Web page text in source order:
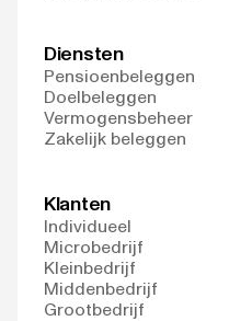
Diensten
Pensioenbeleggen
Doelbeleggen
Vermogensbeheer
Zakelijk beleggen
Klanten
Individueel
Microbedrijf
Kleinbedrijf
Middenbedrijf
Grootbedrijf